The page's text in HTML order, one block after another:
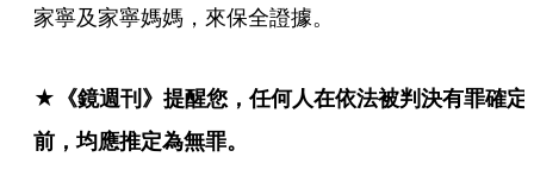
家寧及家寧媽媽，來保全證據。
★《鏡週刊》提醒您，任何人在依法被判決有罪確定
前，均應推定為無罪。